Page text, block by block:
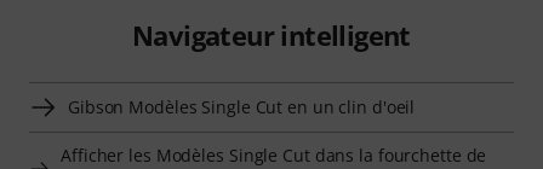
Navigateur intelligent
Gibson Modèles Single Cut en un clin d'oeil
Afficher les Modèles Single Cut dans la fourchette de